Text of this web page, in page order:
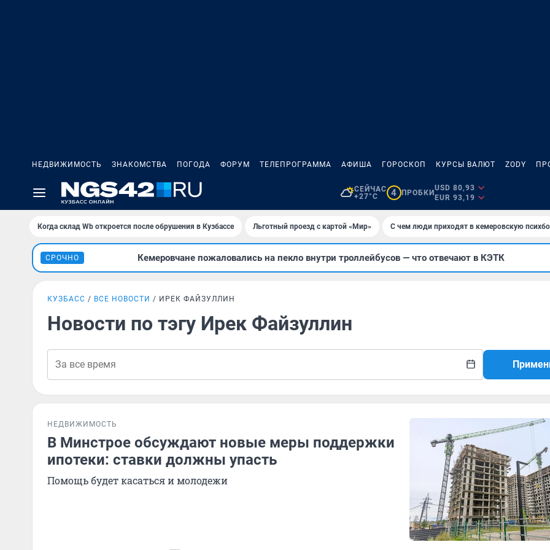
НЕДВИЖИМОСТЬ ЗНАКОМСТВА ПОГОДА ФОРУМ ТЕЛЕПРОГРАММА АФИША ГОРОСКОП КУРСЫ ВАЛЮТ ZODY
СЕЙЧАС
+27°C
4 ПРОБКИ
USD 80,93
EUR 93,19
Когда склад Wb откроется после обрушения в Кузбассе Льготный проезд с картой «Мир» С чем люди приходят в кемеровскую
СРОЧНО Кемеровчане пожаловались на пекло внутри троллейбусов — что отвечают в КЭТК
КУЗБАСС ВСЕ НОВОСТИ ИРЕК ФАЙЗУЛЛИН
Новости по тэгу Ирек Файзуллин
НЕДВИЖИМОСТЬ
В Минстрое обсуждают новые меры поддержки
ипотеки: ставки должны упасть
Помощь будет касаться и молодежи